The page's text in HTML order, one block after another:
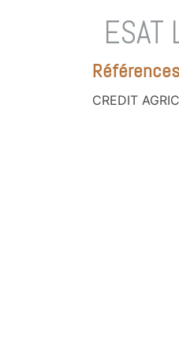
ESAT
CREDIT